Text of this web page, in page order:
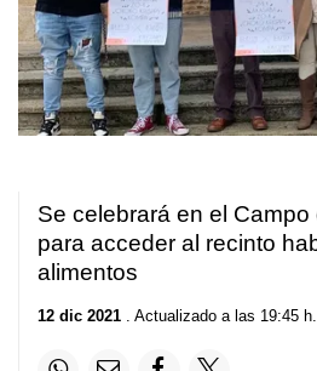
Se celebrará en el
para acceder al recinto
alimentos
12 dic 2021 . Actualizado a las 19:45 h.